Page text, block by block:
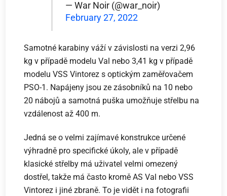
— War Noir (@war_noir)
February 27, 2022
Samotné karabiny váží v závislosti na verzi 2,96
kg v případě modelu Val nebo 3,41 kg v případě
modelu VSS Vintorez s optickým zaměřovačem
PSO-1. Napájeny jsou ze zásobníků na 10 nebo
20 nábojů a samotná puška umožňuje střelbu na
vzdálenost až 400 m.
Jedná se o velmi zajímavé konstrukce určené
výhradně pro specifické úkoly, ale v případě
klasické střelby má uživatel velmi omezený
dostřel, takže má často kromě AS Val nebo VSS
Vintorez i jiné zbraně. To je vidět i na fotografii